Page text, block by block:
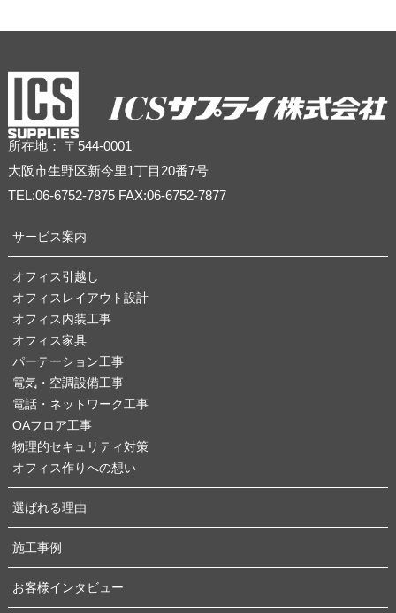
所在地： 〒544-0001
大阪市生野区新今里1丁目20番7号
TEL:06-6752-7875 FAX:06-6752-7877
サービス案内
オフィス引越し
オフィスレイアウト設計
オフィス内装工事
オフィス家具
パーテーション工事
電気・空調設備工事
電話・ネットワーク工事
OAフロア工事
物理的セキュリティ対策
オフィス作りへの想い
選ばれる理由
施工事例
お客様インタビュー